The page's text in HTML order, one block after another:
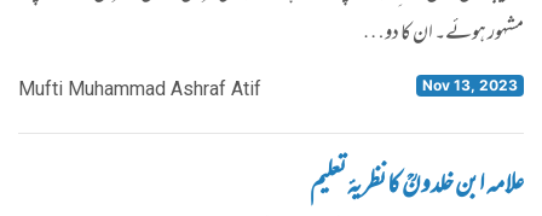
مشہور ہوئے۔ ان کا دو…
Mufti Muhammad Ashraf Atif Nov 13, 2023
علامہ ابن خلدونؒ کا نظریۂ تعلیم